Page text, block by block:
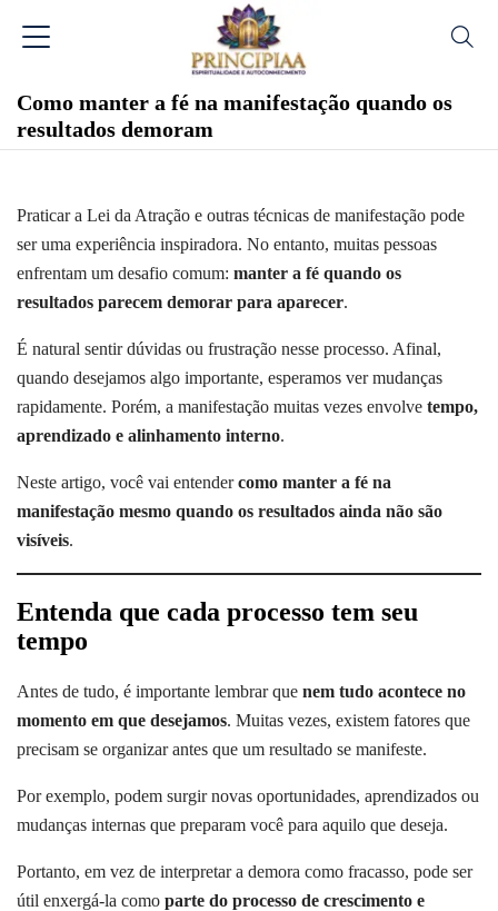
Como manter a fé na manifestação quando os
resultados demoram
Praticar a Lei da Atração e outras técnicas de manifestação pode
ser uma experiência inspiradora. No entanto, muitas pessoas
enfrentam um desafio comum: manter a fé quando os
resultados parecem demorar para aparecer.
É natural sentir dúvidas ou frustração nesse processo. Afinal,
quando desejamos algo importante, esperamos ver mudanças
rapidamente. Porém, a manifestação muitas vezes envolve tempo,
aprendizado e alinhamento interno.
Neste artigo, você vai entendercomo manter a fé na
manifestação mesmo quando os resultados ainda não são
visíveis.
Entenda que cada processo tem seu
tempo
Antes de tudo, é importante lembrar que nem tudo acontece no
momento em que desejamos. Muitas vezes, existem fatores que
precisam se organizar antes que um resultado se manifeste.
Por exemplo, podem surgir novas oportunidades, aprendizados ou
mudanças internas que preparam você para aquilo que deseja.
Portanto, em vez de interpretar a demora como fracasso, pode ser
útil enxergá-la como parte do processo de crescimento e